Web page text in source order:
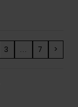
3 ... 7 >